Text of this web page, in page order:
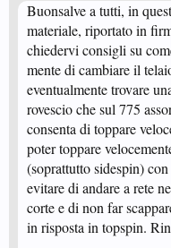
Buonsalve a tutti, in
materiale, riportato in
chiedervi consigli su
mente di cambiare il
eventualmente trovare
rovescio che sul 775
consenta di toppare
poter toppare
(soprattutto sidespin)
evitare di andare a rete
corte e di non far
in risposta in topspin.